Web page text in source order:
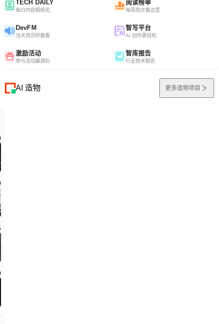
TECH DAILY
每日内容报纸化
阅读榜单
每周热文看这里
DevFM
当天资讯听着看
智写平台
AI 创作更轻松
激励活动
参与活动赢源石
智库报告
行业技术报告
AI 造物 更多造物项目